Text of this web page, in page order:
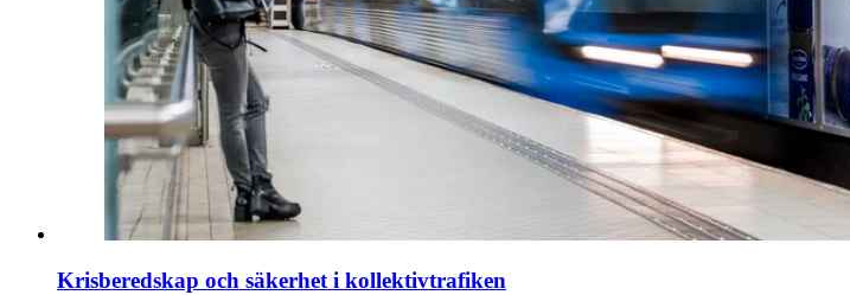
Krisberedskap och säkerhet i kollektivtrafiken